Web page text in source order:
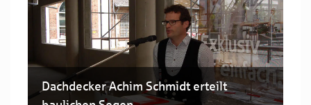
Dachdecker Achim Schmidt erteilt